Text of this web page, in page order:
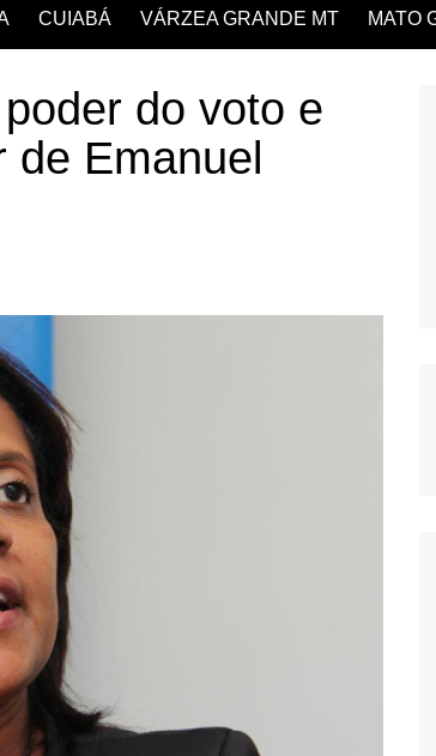
CUIABÁ VÁRZEA GRANDE MT MATO
do voto e
Emanuel